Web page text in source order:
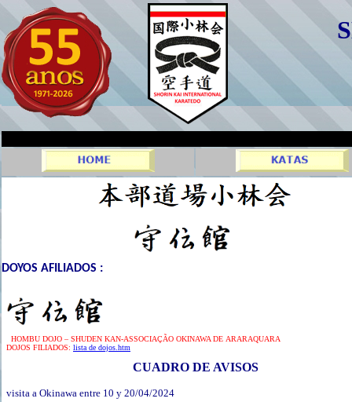
AFILIADOS :
HOMBU DOJO – SHUDEN KAN-ASSOCIAÇÃO OKINAWA DE ARARAQUARA
DOJOS FILIADOS: lista de dojos.htm
CUADRO DE AVISOS
visita a Okinawa entre 10 y 20/04/2024